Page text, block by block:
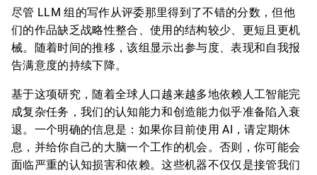
尽管 LLM 组的写作从评委那里得到了不错的分数，但他
们的作品缺乏战略性整合、使用的结构较少、更短且更机
械。随着时间的推移，该组显示出参与度、表现和自我报
告满意度的持续下降。
基于这项研究，随着全球人口越来越多地依赖人工智能完
成复杂任务，我们的认知能力和创造能力似乎准备陷入衰
退。一个明确的信息是：如果你目前使用 AI，请定期休
息，并给你自己的大脑一个工作的机会。否则，你可能会
面临严重的认知损害和依赖。这些机器不仅仅是接管我们